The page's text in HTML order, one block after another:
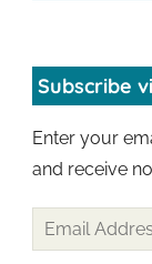
Subscribe
Enter your
and receive
Email
Address